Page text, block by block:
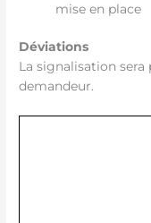
mise en place
Déviations
La signalisation sera
demandeur.